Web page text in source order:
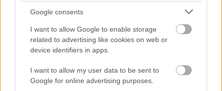
Google consents
I want to allow Google to enable storage
related to advertising like cookies on web or
device identifiers in apps.
I want to allow my user data to be sent to
Google for online advertising purposes.
δήμαρχο, σε συνεργασία με όλους τους
εμπλεκόμενους φορείς, συνεχίζει τον σχεδιασμό
και τις απαραίτητες ενέργειες, που θα οδηγήσουν
στην υλοποίηση του νέου σχολικού
Πηγή: ΑΠΕ-ΜΠΕ